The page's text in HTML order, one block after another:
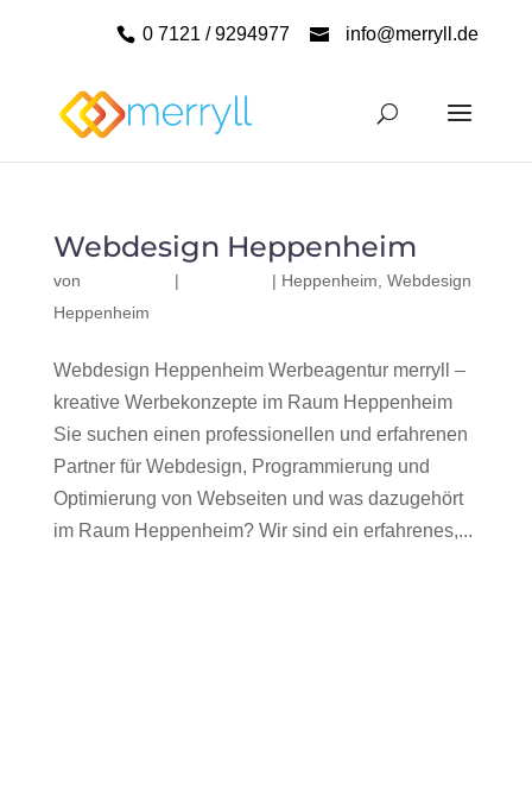
0 7121 / 9294977 info@merryll.de
Webdesign Heppenheim
von | | Heppenheim Webdesign
Heppenheim
Webdesign Heppenheim Werbeagentur merryll –
kreative Werbekonzepte im Raum Heppenheim
Sie suchen einen professionellen und erfahrenen
Partner für Webdesign, Programmierung und
Optimierung von Webseiten und was dazugehört
im Raum Heppenheim? Wir sind ein erfahrenes,...